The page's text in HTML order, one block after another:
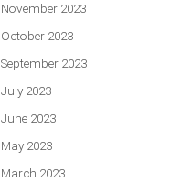
November 2023
October 2023
September 2023
July 2023
June 2023
May 2023
March 2023